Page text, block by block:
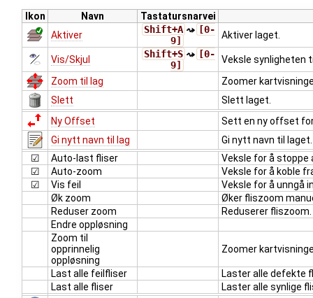
Ikon Navn
Tastatursnarvei
Aktiver
Shift+A ⤳ [0-
9]
Aktiver laget.
Vis/Skjul Shift+S ⤳ [0-
9]
Veksle synligheten
Zoom til lag
Zoomer
Slett
Slett laget.
Ny Offset
Sett en ny offset
Gi nytt navn til lag
Gi nytt navn til laget.
☑
Auto-last fliser
Veksle for å stoppe
☑
Auto-zoom
Veksle for å koble
☑
Vis feil
Veksle for å unngå
Øk zoom
Øker fliszoom
Reduser zoom
Reduserer fliszoom.
Endre oppløsning
Zoom til
opprinnelig
oppløsning
Zoomer
Last alle feilfliser
Laster alle defekte
Last alle fliser
Laster alle synlige